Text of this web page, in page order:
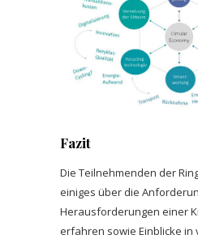
Fazit
Die Teilnehmenden der
einiges über die
Herausforderungen einer
erfahren sowie Einblicke in